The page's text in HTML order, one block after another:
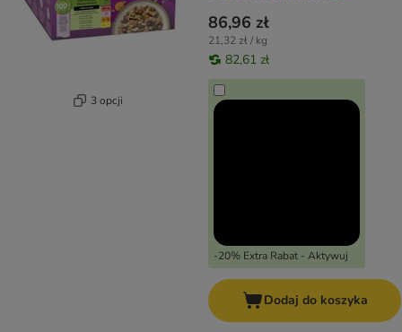
3 opcji
86,96 zł
21,32 zł / kg
82,61 zł
-20% Extra Rabat - Aktywuj
Dodaj do koszyka